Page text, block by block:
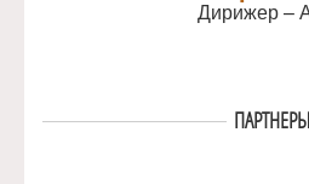
Дирижер –
ПАРТНЕРЫ